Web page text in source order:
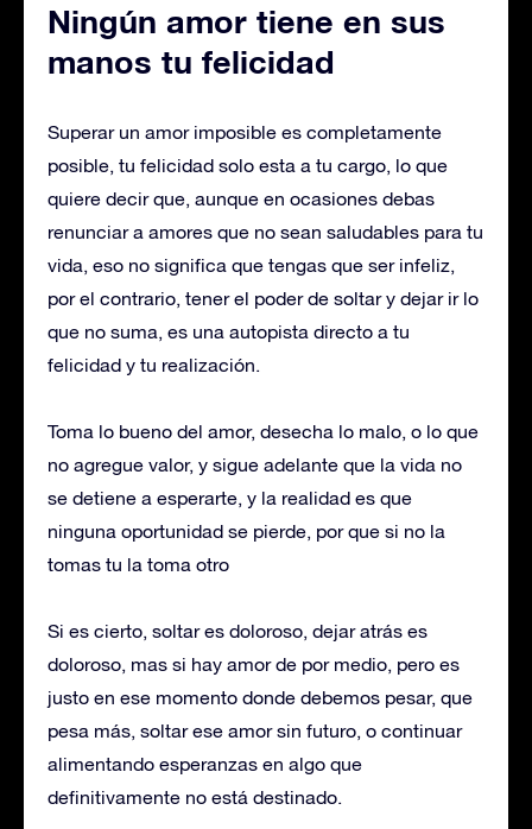
Ningún amor tiene en sus
manos tu felicidad
Superar un amor imposible es completamente
posible, tu felicidad solo esta a tu cargo, lo que
quiere decir que, aunque en ocasiones debas
renunciar a amores que no sean saludables para tu
vida, eso no significa que tengas que ser infeliz,
por el contrario, tener el poder de soltar y dejar ir lo
que no suma, es una autopista directo a tu
felicidad y tu realización.
Toma lo bueno del amor, desecha lo malo, o lo que
no agregue valor, y sigue adelante que la vida no
se detiene a esperarte, y la realidad es que
ninguna oportunidad se pierde, por que si no la
tomas tu la toma otro
Si es cierto, soltar es doloroso, dejar atrás es
doloroso, mas si hay amor de por medio, pero es
justo en ese momento donde debemos pesar, que
pesa más, soltar ese amor sin futuro, o continuar
alimentando esperanzas en algo que
definitivamente no está destinado.